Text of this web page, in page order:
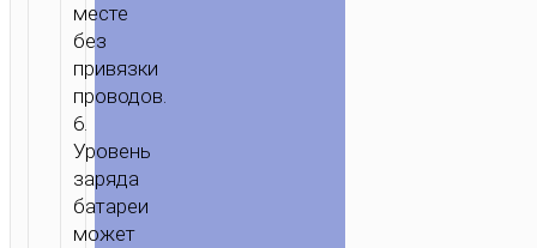
месте
без
привязки
проводов.
6.
Уровень
заряда
батареи
может